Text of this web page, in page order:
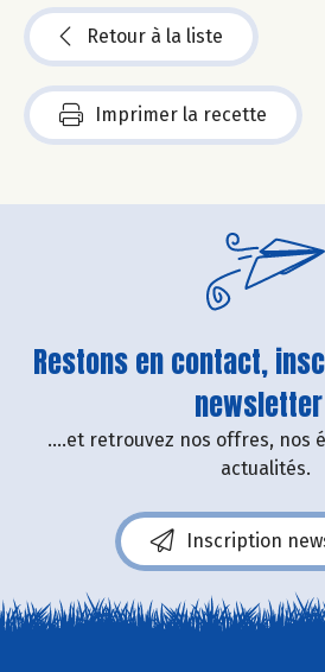
Retour à la liste
Imprimer la recette
Restons en contact,
....et retrouvez nos offres, nos
actualités.
Inscription